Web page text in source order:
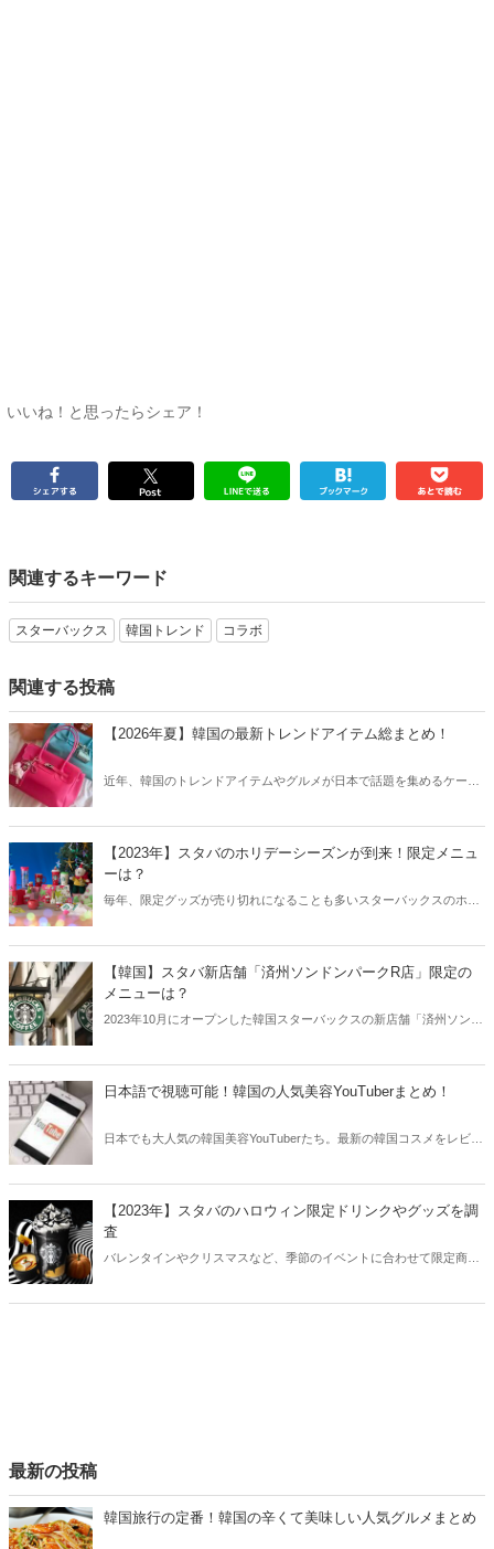
いいね！と思ったらシェア！
関連するキーワード
スターバックス 韓国トレンド コラボ
関連する投稿
【2026年夏】韓国の最新トレンドアイテム総まとめ！
近年、韓国のトレンドアイテムやグルメが日本で話題を集めるケース
とめてチェックしてみましょう。
【2023年】スタバのホリデーシーズンが到来！限定メニュ
ーは？
毎年、限定グッズが売り切れになることも多いスターバックスのホリ
リデーシーズンから、おすすめの限定メニューや限定グッズをご紹介
します。
【韓国】スタバ新店舗「済州ソンドンパークR店」限定の
メニューは？
2023年10月にオープンした韓国スターバックスの新店舗「済州ソンド
ンパークR店」の限定メニューやアクセス方法などをご紹介します。
日本語で視聴可能！韓国の人気美容YouTuberまとめ！
日本でも大人気の韓国美容YouTuberたち。最新の韓国コスメをレビュ
す！
【2023年】スタバのハロウィン限定ドリンクやグッズを調
査
バレンタインやクリスマスなど、季節のイベントに合わせて限定商品
最新の投稿
韓国旅行の定番！韓国の辛くて美味しい人気グルメまとめ